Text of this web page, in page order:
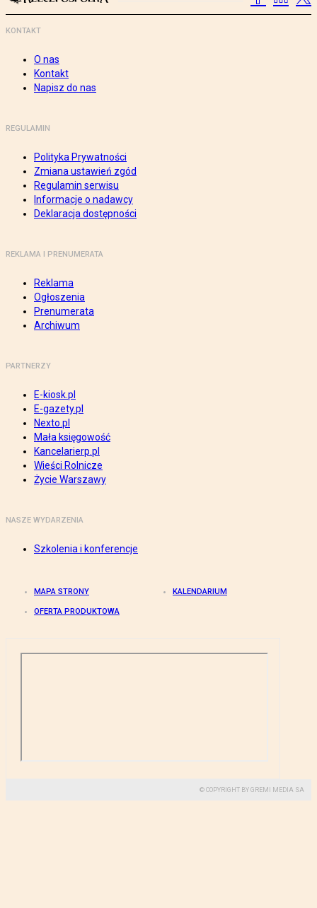
KONTAKT
O nas
Kontakt
Napisz do nas
REGULAMIN
Polityka Prywatności
Zmiana ustawień zgód
Regulamin serwisu
Informacje o nadawcy
Deklaracja dostępności
REKLAMA I PRENUMERATA
Reklama
Ogłoszenia
Prenumerata
Archiwum
PARTNERZY
E-kiosk.pl
E-gazety.pl
Nexto.pl
Mała księgowość
Kancelarierp.pl
Wieści Rolnicze
Życie Warszawy
NASZE WYDARZENIA
Szkolenia i konferencje
MAPA STRONY KALENDARIUM
OFERTA PRODUKTOWA
© COPYRIGHT BY GREMI MEDIA SA